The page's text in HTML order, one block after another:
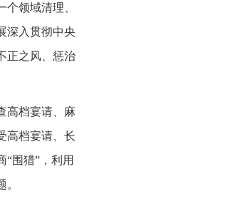
领域清理、
深入贯彻中央
正之风、惩治
高档宴请、麻
高档宴请、长
围猎”，利用